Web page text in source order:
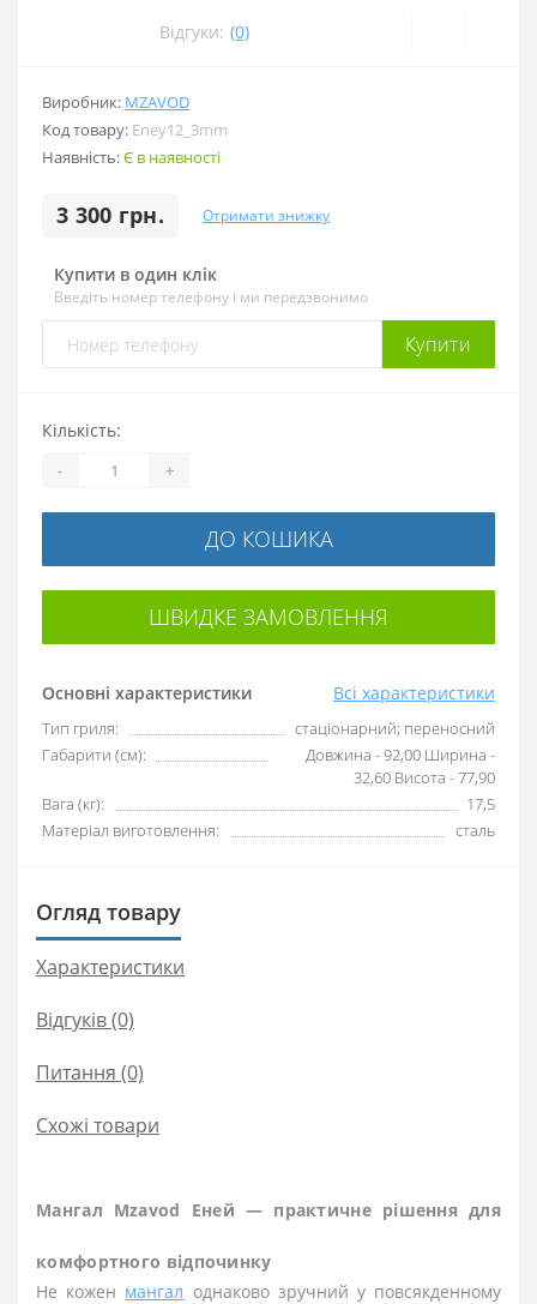
Відгуки: (0)
Виробник: MZAVOD
Код товару: Eney12_3mm
Наявність:Є в наявності
3 300 грн. Отримати знижку
Купити в один клік
Введіть номер телефону і ми передзвонимо
Купити
Основні характеристики Всі характеристики
Тип гриля:
стаціонарний; переносний
Габарити (см):
Довжина - 92,00 Ширина -
32,60 Висота - 77,90
Вага (кг):
17,5
Матеріал виготовлення:
сталь
Кількість:
- +
ДО КОШИКА
ШВИДКЕ ЗАМОВЛЕННЯ
Огляд товару
Характеристики
Відгуків (0)
Питання (0)
Схожі товари
Мангал Mzavod Еней — практичне рішення для
комфортного відпочинку
Не кожен мангал однаково зручний у повсякденному